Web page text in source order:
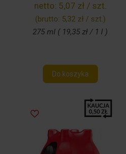
netto: 5,07 zł / szt.
(brutto: 5,32 zł / szt.)
275 ml ( 19,35 zł / 1 l )
Do koszyka